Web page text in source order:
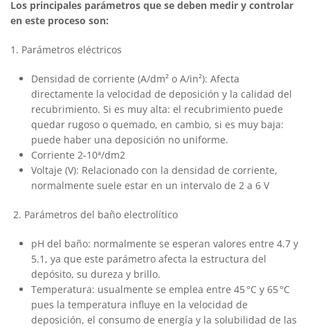
Los principales parámetros que se deben medir y controlar
en este proceso son:
1. Parámetros eléctricos
Densidad de corriente (A/dm² o A/in²): Afecta
directamente la velocidad de deposición y la calidad del
recubrimiento. Si es muy alta: el recubrimiento puede
quedar rugoso o quemado, en cambio, si es muy baja:
puede haber una deposición no uniforme.
Corriente 2-10ª/dm2
Voltaje (V): Relacionado con la densidad de corriente,
normalmente suele estar en un intervalo de 2 a 6 V
2. Parámetros del baño electrolítico
pH del baño: normalmente se esperan valores entre 4.7 y
5.1, ya que este parámetro afecta la estructura del
depósito, su dureza y brillo.
Temperatura: usualmente se emplea entre 45 °C y 65 °C
pues la temperatura influye en la velocidad de
deposición, el consumo de energía y la solubilidad de las